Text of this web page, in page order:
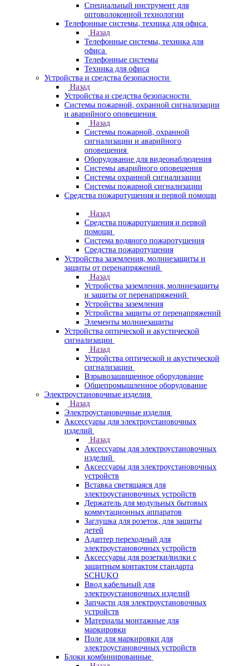
Специальный инструмент для
оптоволоконной технологии
Телефонные системы, техника для офиса
Назад
Телефонные системы, техника для
офиса
Телефонные системы
Техника для офиса
Устройства и средства безопасности
Назад
Устройства и средства безопасности
Системы пожарной, охранной сигнализации
и аварийного оповещения
Назад
Системы пожарной, охранной
сигнализации и аварийного
оповещения
Оборудование для видеонаблюдения
Системы аварийного оповещения
Системы охранной сигнализации
Системы пожарной сигнализации
Средства пожаротушения и первой помощи
Назад
Средства пожаротушения и первой
помощи
Система водяного пожаротушения
Средства пожаротушения
Устройства заземления, молниезащиты и
защиты от перенапряжений
Назад
Устройства заземления, молниезащиты
и защиты от перенапряжений
Устройства заземления
Устройства защиты от перенапряжений
Элементы молниезащиты
Устройства оптической и акустической
сигнализации
Назад
Устройства оптической и акустической
сигнализации
Взрывозащищенное оборудование
Общепромышленное оборудование
Электроустановочные изделия
Назад
Электроустановочные изделия
Аксессуары для электроустановочных
изделий
Назад
Аксессуары для электроустановочных
изделий
Аксессуары для электроустановочных
устройств
Вставка светящаяся для
электроустановочных устройств
Держатель для модульных бытовых
коммутационных аппаратов
Заглушка для розеток, для защиты
детей
Адаптер переходный для
электроустановочных устройств
Аксессуары для розетки/вилки с
защитным контактом стандарта
SCHUKO
Ввод кабельный для
электроустановочных изделий
Запчасти для электроустановочных
устройств
Материалы монтажные для
маркировки
Поле для маркировки для
электроустановочных устройств
Блоки комбинированные